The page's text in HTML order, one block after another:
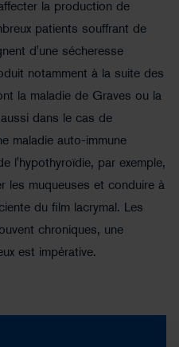
la production de
patients souffrant de
d'une sécheresse
notamment à la suite des
la maladie de Graves ou la
dans le cas de
maladie auto-immune
l'hypothyroïdie, par exemple,
les muqueuses et conduire à
du film lacrymal. Les
chroniques, une
est impérative.